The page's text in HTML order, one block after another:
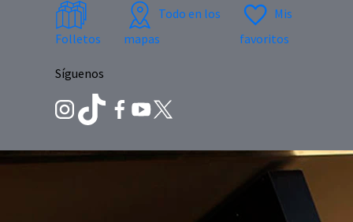
Folletos
Todo en los
mapas
Mis
favoritos
Síguenos